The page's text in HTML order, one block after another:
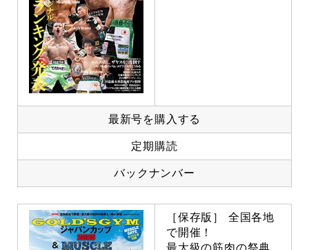
最新号を購入する
定期購読
バックナンバー
［保存版］ 全国各地
で開催！